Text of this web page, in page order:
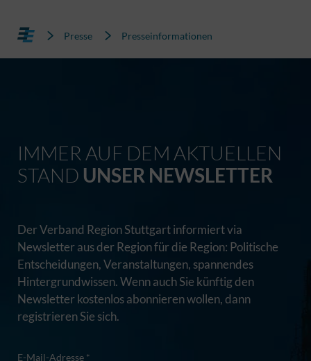
Presse Presseinformationen
IMMER AUF DEM AKTUELLEN
STAND UNSER NEWSLETTER
Der Verband Region Stuttgart informiert via
Newsletter aus der Region für die Region: Politische
Entscheidungen, Veranstaltungen, spannendes
Hintergrundwissen. Wenn auch Sie künftig den
Newsletter kostenlos abonnieren wollen, dann
registrieren Sie sich.
E-Mail-Adresse *